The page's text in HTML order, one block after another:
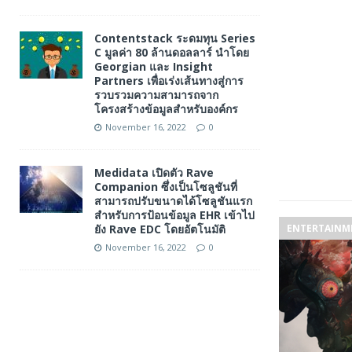
Contentstack ระดมทุน Series
C มูลค่า 80 ล้านดอลลาร์ นำโดย
Georgian และ Insight
Partners เพื่อเร่งเส้นทางสู่การ
รวบรวมความสามารถจาก
โครงสร้างข้อมูลสำหรับองค์กร
November 16, 2022 0
Medidata เปิดตัว Rave
Companion ซึ่งเป็นโซลูชันที่
สามารถปรับขนาดได้โซลูชันแรก
สำหรับการป้อนข้อมูล EHR เข้าไป
ยัง Rave EDC โดยอัตโนมัติ
November 16, 2022 0